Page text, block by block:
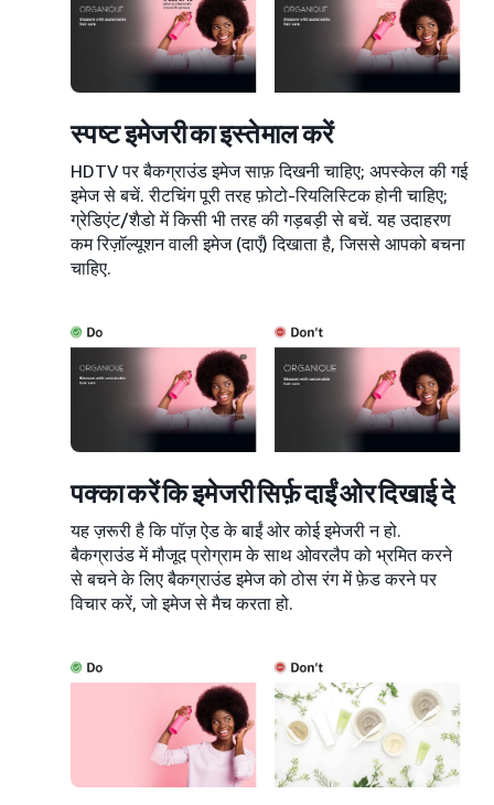
स्पष्ट इमेजरी का इस्तेमाल करें
HDTV पर बैकग्राउंड इमेज साफ़ दिखनी चाहिए; अपस्केल की गई
इमेज से बचें. रीटचिंग पूरी तरह फ़ोटो-रियलिस्टिक होनी चाहिए;
ग्रेडिएंट/शैडो में किसी भी तरह की गड़बड़ी से बचें. यह उदाहरण
कम रिज़ॉल्यूशन वाली इमेज (दाएँ) दिखाता है, जिससे आपको बचना
चाहिए.
पक्का करें कि इमेजरी सिर्फ़ दाईं ओर दिखाई दे
यह ज़रूरी है कि पॉज़ ऐड के बाईं ओर कोई इमेजरी न हो.
बैकग्राउंड में मौजूद प्रोग्राम के साथ ओवरलैप को भ्रमित करने
से बचने के लिए बैकग्राउंड इमेज को ठोस रंग में फ़ेड करने पर
विचार करें, जो इमेज से मैच करता हो.